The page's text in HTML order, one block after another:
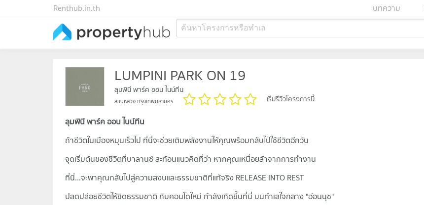
บทความ
Renthub.in.th
ค้นหาโครงการหรือทำเล
LUMPINI PARK ON 19
ลุมพินี พาร์ค ออน ไนน์ทีน
สวนหลวง กรุงเทพมหานคร เริ่มรีวิวโครงการนี้
ลุมพินี พาร์ค ออน ไนน์ทีน
ถ้าชีวิตในเมืองหมุนเร็วไป ที่นี่จะช่วยเติมพลังงานให้คุณพร้อมกลับไปใช้ชีวิตอีกวัน
จุดเริ่มต้นของชีวิตที่บาลานซ์ สะท้อนแนวคิดที่ว่า หากคุณเหนื่อยล้าจากการทำงาน
ที่นี่...จะพาคุณกลับไปสู่ความสงบและธรรมชาติที่แท้จริง RELEASE INTO REST
ปลดปล่อยชีวิตให้ชิดธรรมชาติ กับคอนโดใหม่ กำลังเกิดขึ้นที่นี่ บนทำเลใจกลาง "อ่อนนุช"